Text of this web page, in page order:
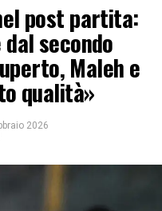
post partita:
secondo
Maleh e
qualità»
2026